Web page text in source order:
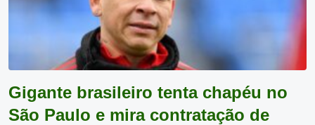
Gigante brasileiro tenta chapéu no
São Paulo e mira contratação de